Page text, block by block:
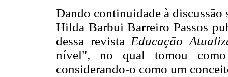
Dando continuidade à discussão
Hilda Barbui Barreiro Passos
dessa revista Educação
nível", no qual tomou como
considerando-o como um